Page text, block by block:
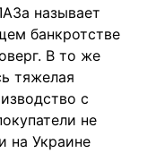
называет
банкротстве
В то же
тяжелая
с
не
на Украине